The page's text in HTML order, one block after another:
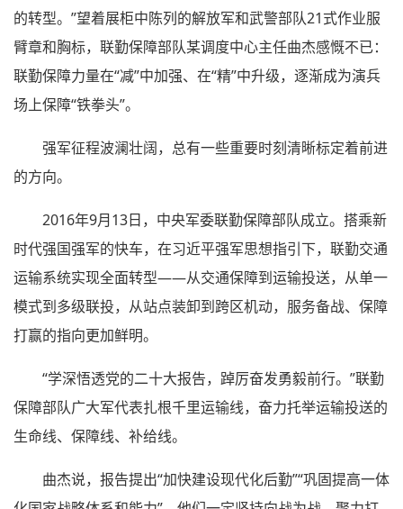
的转型。”望着展柜中陈列的解放军和武警部队21式作业服
臂章和胸标，联勤保障部队某调度中心主任曲杰感慨不已：
联勤保障力量在“减”中加强、在“精”中升级，逐渐成为演兵
场上保障“铁拳头”。
强军征程波澜壮阔，总有一些重要时刻清晰标定着前进
的方向。
2016年9月13日，中央军委联勤保障部队成立。搭乘新
时代强国强军的快车，在习近平强军思想指引下，联勤交通
运输系统实现全面转型——从交通保障到运输投送，从单一
模式到多级联投，从站点装卸到跨区机动，服务备战、保障
打赢的指向更加鲜明。
“学深悟透党的二十大报告，踔厉奋发勇毅前行。”联勤
保障部队广大军代表扎根千里运输线，奋力托举运输投送的
生命线、保障线、补给线。
曲杰说，报告提出“加快建设现代化后勤”“巩固提高一体